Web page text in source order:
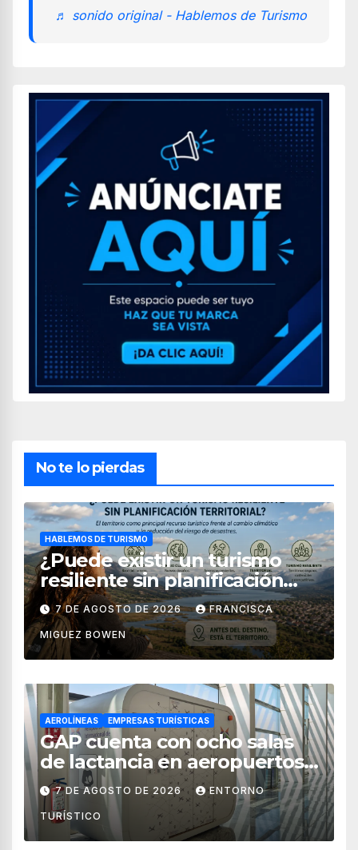
♬ sonido original - Hablemos de Turismo
No te lo pierdas
HABLEMOS DE TURISMO
¿Puede existir un turismo
resiliente sin planificación
territorial?
7 DE AGOSTO DE 2026 FRANCISCA
MIGUEZ BOWEN
AEROLÍNEAS EMPRESAS TURÍSTICAS
GAP cuenta con ocho salas
de lactancia en aeropuertos
de México
7 DE AGOSTO DE 2026 ENTORNO
TURÍSTICO